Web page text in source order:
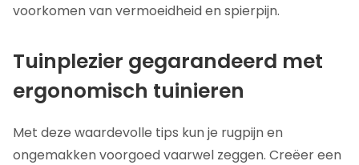
voorkomen van vermoeidheid en spierpijn.
Tuinplezier gegarandeerd met
ergonomisch tuinieren
Met deze waardevolle tips kun je rugpijn en
ongemakken voorgoed vaarwel zeggen. Creëer een